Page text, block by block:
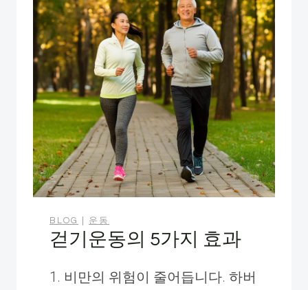
아
시
나
요?
BLOG 운동
걷기운동의 5가지 효과
1. 비만의 위험이 줄어듭니다. 하버